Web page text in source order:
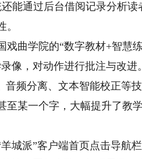
能通过后台借阅记录分析读
曲学院的“数字教材+智慧
像，对动作进行批注与改进
音频分离、文本智能校正等技
至某一个字，大幅提升了教
派”客户端首页点击导航